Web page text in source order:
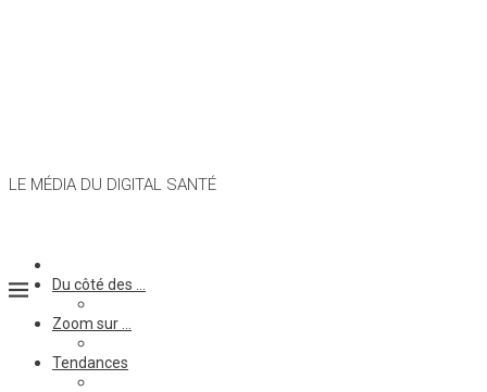
LE MÉDIA DU DIGITAL SANTÉ
Du côté des …
Zoom sur …
Tendances